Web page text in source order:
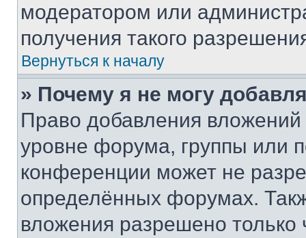
модератором или
получения такого
Вернуться к началу
» Почему я не могу
Право добавления
уровне форума, группы или
конференции может не
определённых форумах.
вложения разрешено